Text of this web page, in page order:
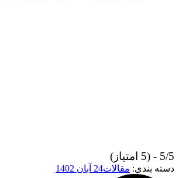
5/5 - (5 امتیاز)
دسته بندی: مقالات24 آبان 1402